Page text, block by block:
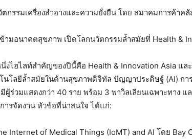
ตกรรมเครื่องสำอางและความยั่งยืน โดย สมาคมการค้าคลั
ามอนาคตสุขภาพ เปิดโลกนวัตกรรมล้ำสมัยที่ Health &
งไฮไลท์สำคัญของปีนี้คือ Health & Innovation Asia แล
นโลยีล้ำสมัยในด้านสุขภาพดิจิทัล ปัญญาประดิษฐ์ (AI) กา
ผู้ร่วมแสดงกว่า 40 ราย พร้อม 3 พาวิลเลียนเฉพาะทาง
ารจัดงาน หัวข้อที่น่าสนใจ ได้แก่:
Internet of Medical Things (IoMT) and AI โดย Bay